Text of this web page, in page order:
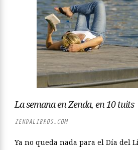
La semana en Zenda, en 10 tuits
ZENDALIBROS.COM
Ya no queda nada para el Día del